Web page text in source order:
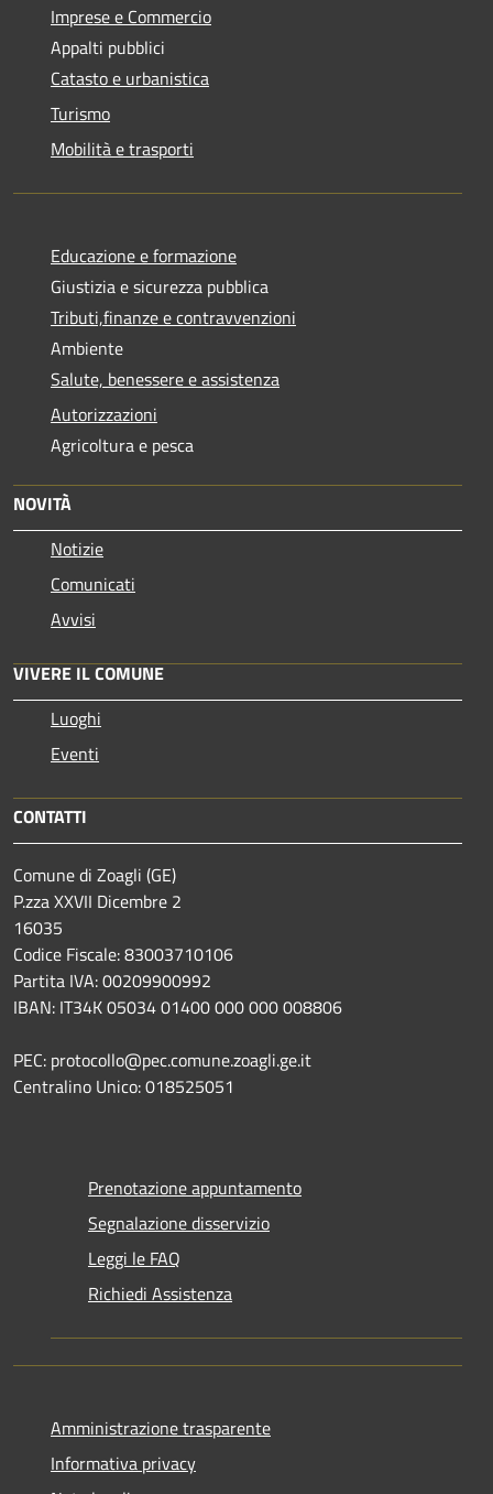
Imprese e Commercio
Appalti pubblici
Catasto e urbanistica
Turismo
Mobilità e trasporti
Educazione e formazione
Giustizia e sicurezza pubblica
Tributi,finanze e contravvenzioni
Ambiente
Salute, benessere e assistenza
Autorizzazioni
Agricoltura e pesca
NOVITÀ
Notizie
Comunicati
Avvisi
VIVERE IL COMUNE
Luoghi
Eventi
CONTATTI
Comune di Zoagli (GE)
P.zza XXVII Dicembre 2
16035
Codice Fiscale: 83003710106
Partita IVA: 00209900992
IBAN: IT34K 05034 01400 000 000 008806
PEC: protocollo@pec.comune.zoagli.ge.it
Centralino Unico: 018525051
Prenotazione appuntamento
Segnalazione disservizio
Leggi le FAQ
Richiedi Assistenza
Amministrazione trasparente
Informativa privacy